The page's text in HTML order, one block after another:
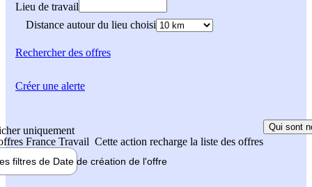
Lieu de travail
Distance autour du lieu choisi
Rechercherdes offres
uniquement
France Travail Cette action recharge la liste des offres
Qui sont
filtres de Date de création de l'offre
Créer une alerte